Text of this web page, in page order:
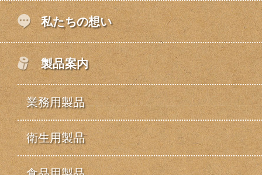
私たちの想い
製品案内
業務用製品
衛生用製品